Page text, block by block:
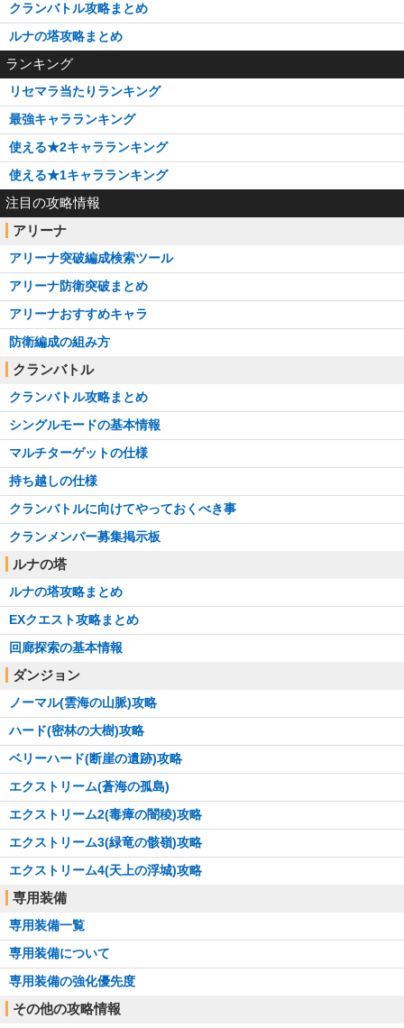
クランバトル攻略まとめ
ルナの塔攻略まとめ
ランキング
リセマラ当たりランキング
最強キャラランキング
使える★2キャラランキング
使える★1キャラランキング
注目の攻略情報
アリーナ
アリーナ突破編成検索ツール
アリーナ防衛突破まとめ
アリーナおすすめキャラ
防衛編成の組み方
クランバトル
クランバトル攻略まとめ
シングルモードの基本情報
マルチターゲットの仕様
持ち越しの仕様
クランバトルに向けてやっておくべき事
クランメンバー募集掲示板
ルナの塔
ルナの塔攻略まとめ
EXクエスト攻略まとめ
回廊探索の基本情報
ダンジョン
ノーマル(雲海の山脈)攻略
ハード(密林の大樹)攻略
ベリーハード(断崖の遺跡)攻略
エクストリーム(蒼海の孤島)
エクストリーム2(毒瘴の闇稜)攻略
エクストリーム3(緑竜の骸嶺)攻略
エクストリーム4(天上の浮城)攻略
専用装備
専用装備一覧
専用装備について
専用装備の強化優先度
その他の攻略情報